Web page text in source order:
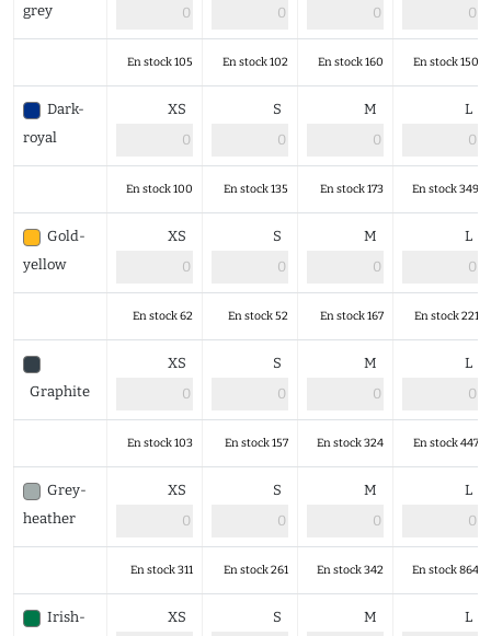
grey
En stock 105 En stock 102 En stock 160 En stock 150
Dark-
royal
XS S M L
En stock 100 En stock 135 En stock 173 En stock 349
Gold-
yellow
XS S M L
En stock 62 En stock 52 En stock 167 En stock 221
Graphite
XS S M L
En stock 103 En stock 157 En stock 324 En stock 447
Grey-
heather
XS S M L
En stock 311 En stock 261 En stock 342 En stock 864
Irish-
XS S M L